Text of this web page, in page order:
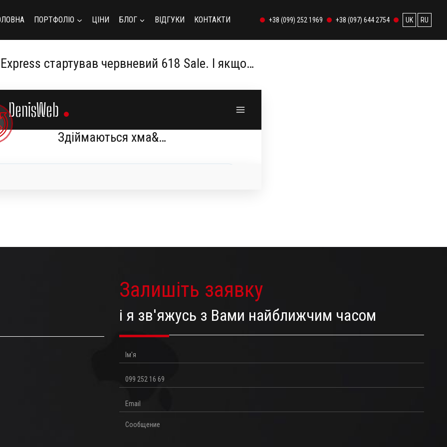
ПОРТФОЛІО ЦІНИ БЛОГ ВІДГУКИ КОНТАКТИ +38 (099) 252 1969 +38 (097) 644 2754 UK RU
стартував червневий 618 Sale. І якщо…
Залишіть заявку
і я зв'яжусь з Вами найближчим часом
Ім'я
Телефон
Email
Повідомлення